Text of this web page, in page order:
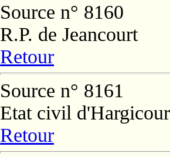
Source n° 8160
R.P. de Jeancourt
Retour
Source n° 8161
Etat civil
Retour